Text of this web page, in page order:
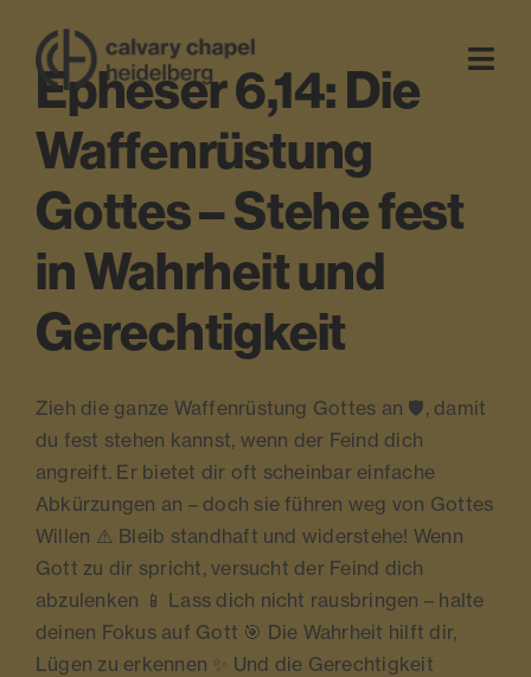
Inhalt
springen
startseite
über uns
gottesdienst
kontakt
spenden
login
Epheser 6,14: Die
Waffenrüstung
Gottes – Stehe fest
in Wahrheit und
Gerechtigkeit
Zieh die ganze Waffenrüstung Gottes an 🛡️, damit
du fest stehen kannst, wenn der Feind dich
angreift. Er bietet dir oft scheinbar einfache
Abkürzungen an – doch sie führen weg von Gottes
Willen ⚠️ Bleib standhaft und widerstehe! Wenn
Gott zu dir spricht, versucht der Feind dich
abzulenken 📱 Lass dich nicht rausbringen – halte
deinen Fokus auf Gott 🎯 Die Wahrheit hilft dir,
Lügen zu erkennen ✨ Und die Gerechtigkeit